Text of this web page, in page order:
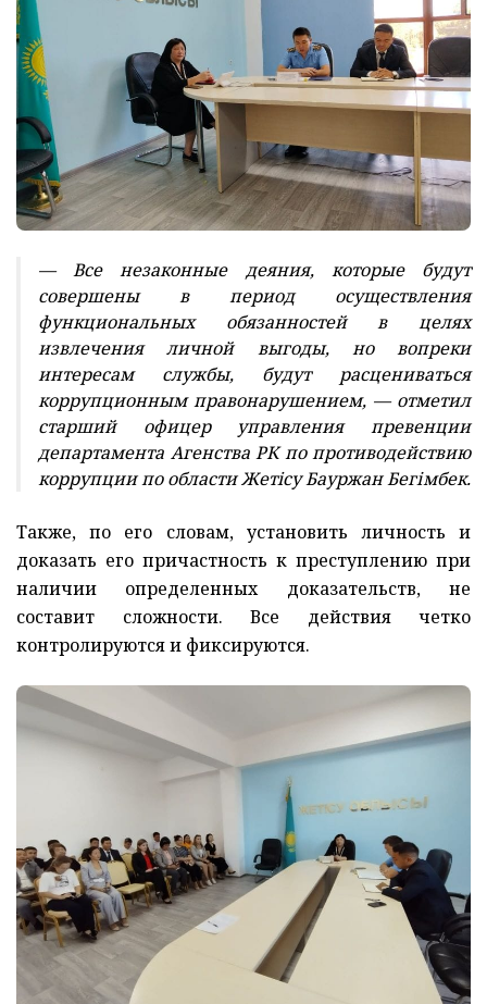
— Все незаконные деяния, которые будут
совершены в период осуществления
функциональных обязанностей в целях
извлечения личной выгоды, но вопреки
интересам службы, будут расцениваться
коррупционным правонарушением, — отметил
старший офицер управления превенции
департамента Агенства РК по противодействию
коррупции по области Жетiсу Бауржан Бегімбек.
Также, по его словам, установить личность и
доказать его причастность к преступлению при
наличии определенных доказательств, не
составит сложности. Все действия четко
контролируются и фиксируются.